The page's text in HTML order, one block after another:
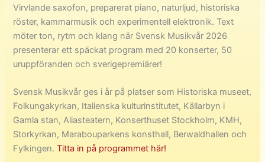
Virvlande saxofon, preparerat piano, naturljud, historiska
röster, kammarmusik och experimentell elektronik. Text
möter ton, rytm och klang när Svensk Musikvår 2026
presenterar ett späckat program med 20 konserter, 50
uruppföranden och sverigepremiärer!
Svensk Musikvår ges i år på platser som Historiska museet,
Folkungakyrkan, Italienska kulturinstitutet, Källarbyn i
Gamla stan, Aliasteatern, Konserthuset Stockholm, KMH,
Storkyrkan, Marabouparkens konsthall, Berwaldhallen och
Fylkingen.Titta in på programmet här!